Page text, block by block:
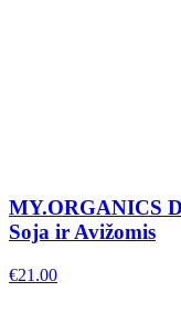
MY.ORGANICS
Soja ir Avižomis
€21.00